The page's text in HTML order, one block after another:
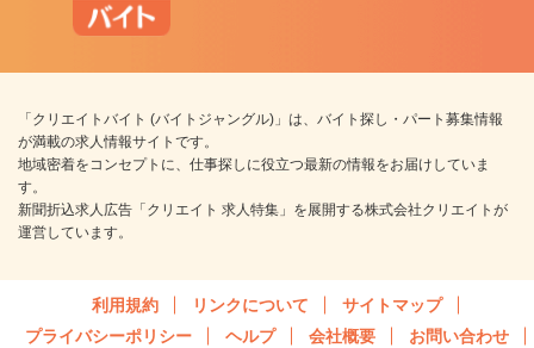
「クリエイトバイト (バイトジャングル)」は、バイト探し・パート募集情報
が満載の求人情報サイトです。
地域密着をコンセプトに、仕事探しに役立つ最新の情報をお届けしていま
す。
新聞折込求人広告「クリエイト 求人特集」を展開する株式会社クリエイトが
運営しています。
利用規約 リンクについて
サイトマップ
プライバシーポリシー
ヘルプ 会社概要 お問い合わせ